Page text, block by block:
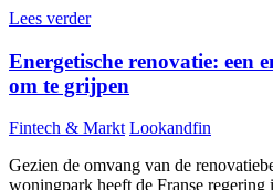
Lees verder
Energetische renovatie: een
om te grijpen
Fintech & Markt Lookandfin
Gezien de omvang van de
woningpark heeft de Franse regering